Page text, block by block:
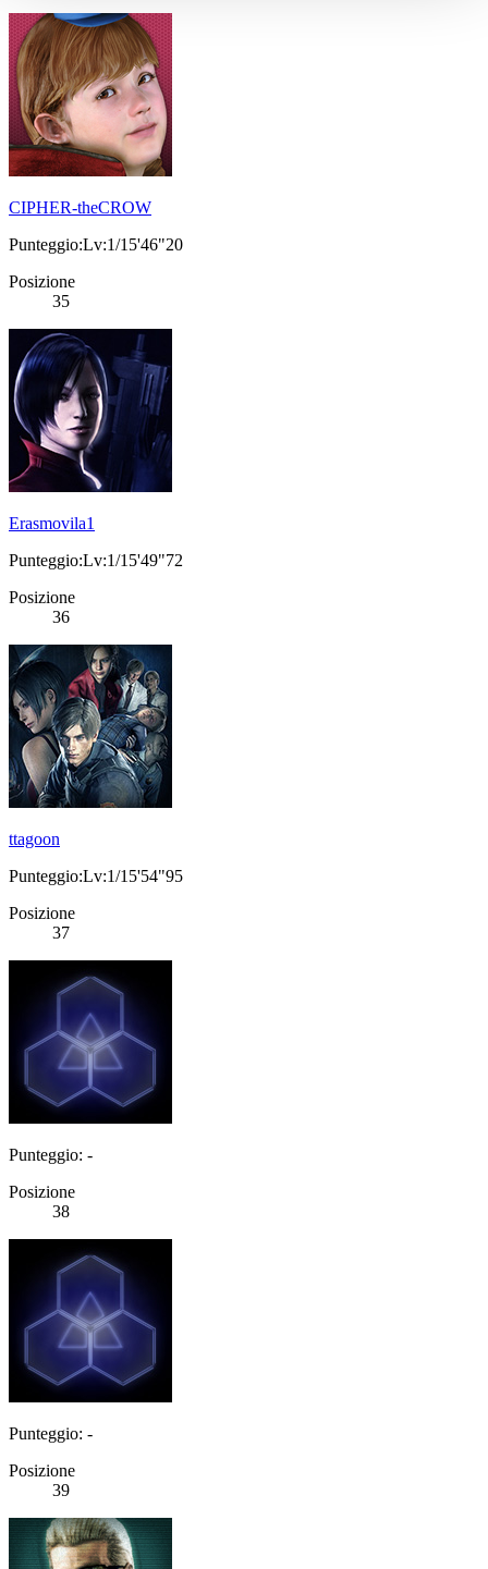
CIPHER-theCROW
Punteggio:Lv:1/15'46"20
Posizione
35
Erasmovila1
Punteggio:Lv:1/15'49"72
Posizione
36
ttagoon
Punteggio:Lv:1/15'54"95
Posizione
37
Punteggio: -
Posizione
38
Punteggio: -
Posizione
39